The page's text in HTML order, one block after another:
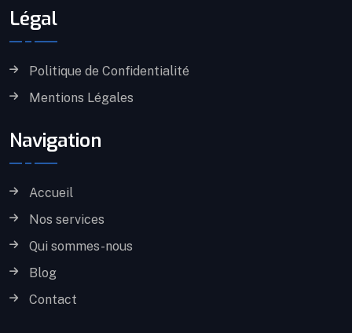
Légal
Politique de Confidentialité
Mentions Légales
Navigation
Accueil
Nos services
Qui sommes-nous
Blog
Contact